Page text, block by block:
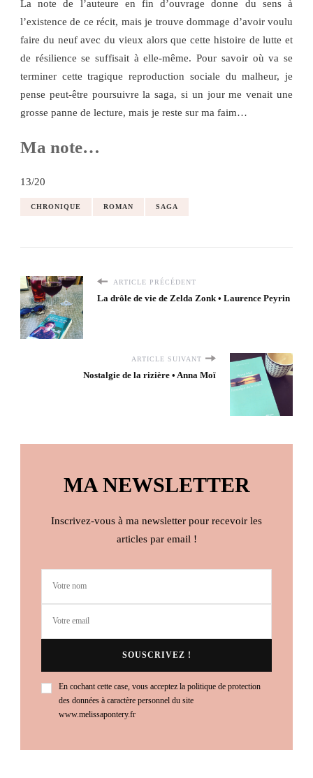
La note de l’auteure en fin d’ouvrage donne du sens à
l’existence de ce récit, mais je trouve dommage d’avoir voulu
faire du neuf avec du vieux alors que cette histoire de lutte et
de résilience se suffisait à elle-même. Pour savoir où va se
terminer cette tragique reproduction sociale du malheur, je
pense peut-être poursuivre la saga, si un jour me venait une
grosse panne de lecture, mais je reste sur ma faim…
Ma note…
13/20
CHRONIQUE ROMAN SAGA
ARTICLE PRÉCÉDENT
La drôle de vie de Zelda Zonk • Laurence Peyrin
ARTICLE SUIVANT
Nostalgie de la rizière • Anna Moï
MA NEWSLETTER
Inscrivez-vous à ma newsletter pour recevoir les
articles par email !
En cochant cette case, vous acceptez la politique de protection
des données à caractère personnel du site
www.melissapontery.fr